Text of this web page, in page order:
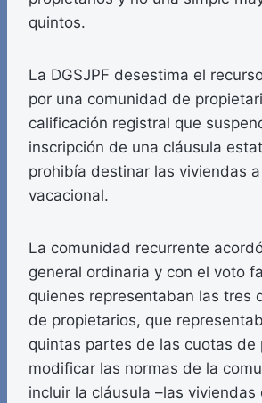
quintos.
La DGSJPF desestima el
por una comunidad de
calificación registral que
inscripción de una cláusula
prohibía destinar las viviendas
vacacional.
La comunidad recurrente
general ordinaria y con el voto
quienes representaban las tres
de propietarios, que
quintas partes de las cuotas de
modificar las normas de la
incluir la cláusula –las